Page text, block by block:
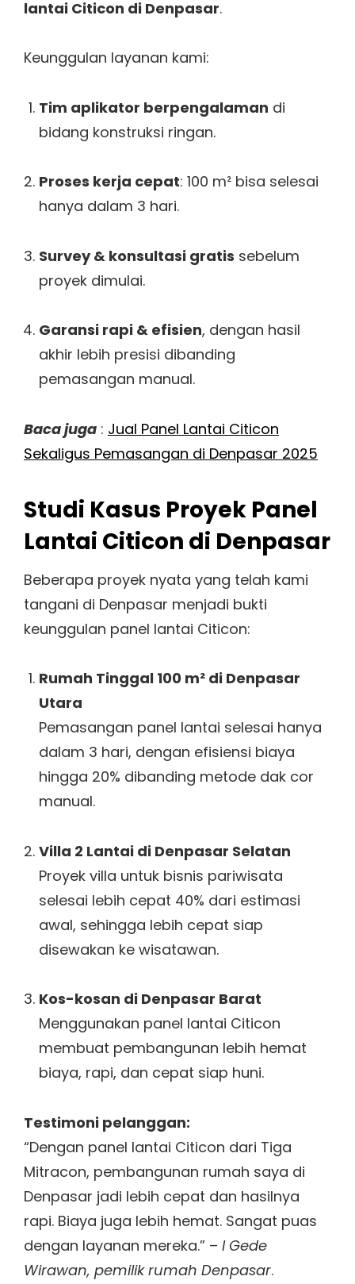
lantai Citicon di Denpasar.
Keunggulan layanan kami:
Tim aplikator berpengalaman di
bidang konstruksi ringan.
Proses kerja cepat: 100 m² bisa selesai
hanya dalam 3 hari.
Survey & konsultasi gratis sebelum
proyek dimulai.
Garansi rapi & efisien, dengan hasil
akhir lebih presisi dibanding
pemasangan manual.
Baca juga : Jual Panel Lantai Citicon
Sekaligus Pemasangan di Denpasar 2025
Studi Kasus Proyek Panel
Lantai Citicon di Denpasar
Beberapa proyek nyata yang telah kami
tangani di Denpasar menjadi bukti
keunggulan panel lantai Citicon:
Rumah Tinggal 100 m² di Denpasar
Utara
Pemasangan panel lantai selesai hanya
dalam 3 hari, dengan efisiensi biaya
hingga 20% dibanding metode dak cor
manual.
Villa 2 Lantai di Denpasar Selatan
Proyek villa untuk bisnis pariwisata
selesai lebih cepat 40% dari estimasi
awal, sehingga lebih cepat siap
disewakan ke wisatawan.
Kos-kosan di Denpasar Barat
Menggunakan panel lantai Citicon
membuat pembangunan lebih hemat
biaya, rapi, dan cepat siap huni.
Testimoni pelanggan:
“Dengan panel lantai Citicon dari Tiga
Mitracon, pembangunan rumah saya di
Denpasar jadi lebih cepat dan hasilnya
rapi. Biaya juga lebih hemat. Sangat puas
dengan layanan mereka.” – I Gede
Wirawan, pemilik rumah Denpasar.